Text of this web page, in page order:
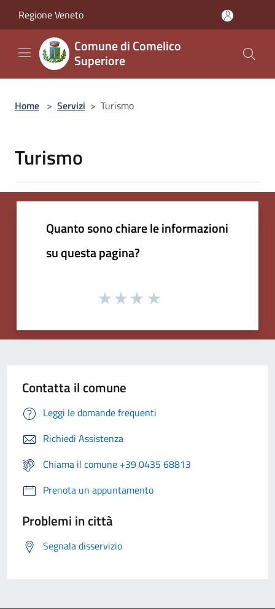
Regione Veneto
Comune di Comelico
Superiore
Home > Servizi > Turismo
Turismo
Quanto sono chiare le informazioni
su questa pagina?
Contatta il comune
Leggi le domande frequenti
Richiedi Assistenza
Chiama il comune +39 0435 68813
Prenota un appuntamento
Problemi in città
Segnala disservizio